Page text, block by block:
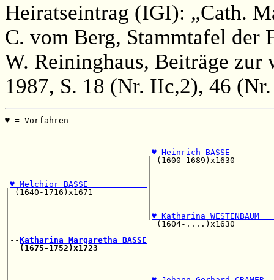
Heiratseintrag (IGI): „Cath.
C. vom Berg, Stammtafel der
W. Reininghaus, Beiträge
1987, S. 18 (Nr. IIc,2), 46
♥ = Vorfahren
♥ Heinrich
| (1600-
♥ Melchior BASSE
| (1640-1716)x1671           |
♥ Katharina
|                              (1604-
|--Katharina Margaretha BASSE
(1675-1752)x1723